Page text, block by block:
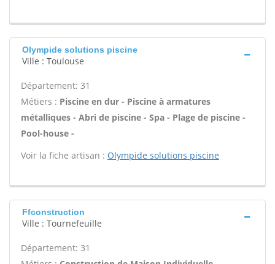
Olympide solutions piscine
Ville : Toulouse
Département: 31
Métiers : Piscine en dur - Piscine à armatures
métalliques - Abri de piscine - Spa - Plage de piscine -
Pool-house -
Voir la fiche artisan : Olympide solutions piscine
Ffconstruction
Ville : Tournefeuille
Département: 31